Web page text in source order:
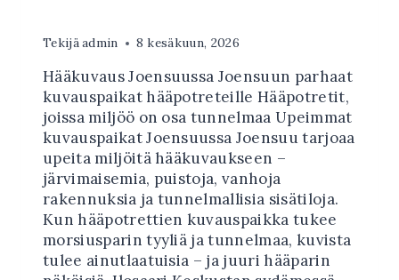
Tekijäadmin 8 kesäkuun, 2026
Hääkuvaus Joensuussa Joensuun parhaat
kuvauspaikat hääpotreteille Hääpotretit,
joissa miljöö on osa tunnelmaa Upeimmat
kuvauspaikat Joensuussa Joensuu tarjoaa
upeita miljöitä hääkuvaukseen –
järvimaisemia, puistoja, vanhoja
rakennuksia ja tunnelmallisia sisätiloja.
Kun hääpotrettien kuvauspaikka tukee
morsiusparin tyyliä ja tunnelmaa, kuvista
tulee ainutlaatuisia – ja juuri hääparin